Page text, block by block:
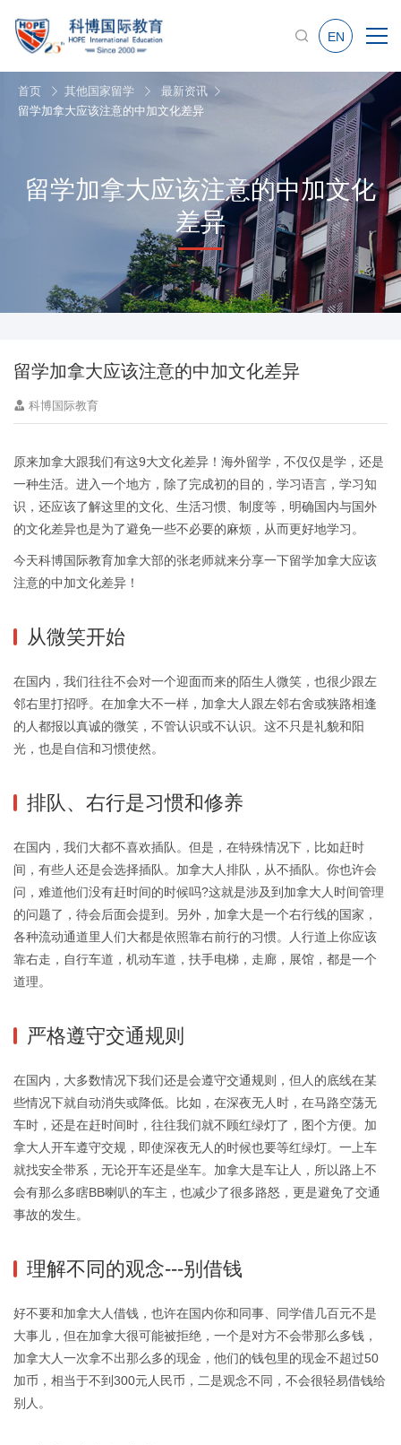
EN
首页 其他国家留学
最新资讯
留学加拿大应该注意的中加文化差异
留学加拿大应该注意的中加文化
差异
留学加拿大应该注意的中加文化差异
科博国际教育
原来加拿大跟我们有这9大文化差异！海外留学，不仅仅是学，还是
一种生活。进入一个地方，除了完成初的目的，学习语言，学习知
识，还应该了解这里的文化、生活习惯、制度等，明确国内与国外
的文化差异也是为了避免一些不必要的麻烦，从而更好地学习。
今天科博国际教育加拿大部的张老师就来分享一下留学加拿大应该
注意的中加文化差异！
从微笑开始
在国内，我们往往不会对一个迎面而来的陌生人微笑，也很少跟左
邻右里打招呼。在加拿大不一样，加拿大人跟左邻右舍或狭路相逢
的人都报以真诚的微笑，不管认识或不认识。这不只是礼貌和阳
光，也是自信和习惯使然。
排队、右行是习惯和修养
在国内，我们大都不喜欢插队。但是，在特殊情况下，比如赶时
间，有些人还是会选择插队。加拿大人排队，从不插队。你也许会
问，难道他们没有赶时间的时候吗?这就是涉及到加拿大人时间管理
的问题了，待会后面会提到。另外，加拿大是一个右行线的国家，
各种流动通道里人们大都是依照靠右前行的习惯。人行道上你应该
靠右走，自行车道，机动车道，扶手电梯，走廊，展馆，都是一个
道理。
严格遵守交通规则
在国内，大多数情况下我们还是会遵守交通规则，但人的底线在某
些情况下就自动消失或降低。比如，在深夜无人时，在马路空荡无
车时，还是在赶时间时，往往我们就不顾红绿灯了，图个方便。加
拿大人开车遵守交规，即使深夜无人的时候也要等红绿灯。一上车
就找安全带系，无论开车还是坐车。加拿大是车让人，所以路上不
会有那么多瞎BB喇叭的车主，也减少了很多路怒，更是避免了交通
事故的发生。
理解不同的观念---别借钱
好不要和加拿大人借钱，也许在国内你和同事、同学借几百元不是
大事儿，但在加拿大很可能被拒绝，一个是对方不会带那么多钱，
加拿大人一次拿不出那么多的现金，他们的钱包里的现金不超过50
加币，相当于不到300元人民币，二是观念不同，不会很轻易借钱给
别人。